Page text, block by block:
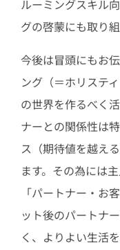
ルーミングスキル
グの啓蒙にも取り組
今後は冒頭にもお
ング（＝ホリステ
の世界を作るべく
ナーとの関係性は
ス（期待値を越え
ます。その為には
「パートナー・お
ット後のパートナ
く、よりよい生活